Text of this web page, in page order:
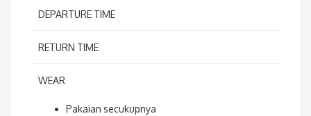
DEPARTURE TIME
RETURN TIME
WEAR
Pakaian secukupnya